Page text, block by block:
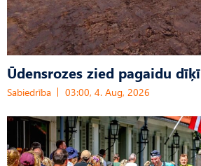
Ūdensrozes zied pagaidu dīķī
Sabiedrība 03:00, 4. Aug, 2026